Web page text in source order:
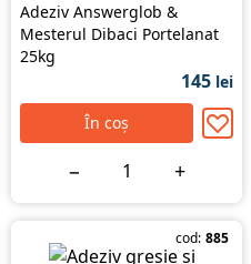
Adeziv Answerglob &
Mesterul Dibaci Portelanat
25kg
145 lei
În coș
− +
cod: 885